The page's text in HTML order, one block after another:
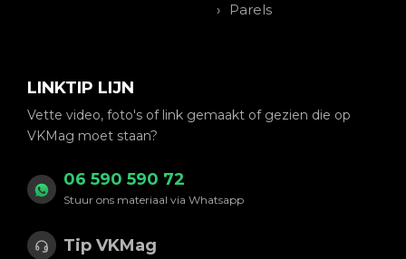
Parels
LINKTIP LIJN
Vette video, foto's of link gemaakt of gezien die op
VKMag moet staan?
06 590 590 72
Stuur ons materiaal via Whatsapp
Tip VKMag